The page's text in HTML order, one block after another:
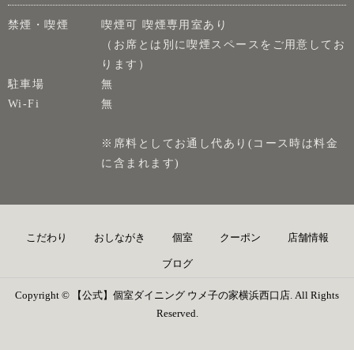
禁煙・喫煙
喫煙可 喫煙専用室あり
（お席とは別に喫煙スペースをご用意してお
ります）
駐車場
無
Wi-Fi
無
※席料としてお通し代あり(コース時は料金
に含まれます)
こだわり おしながき 個室 クーポン 店舗情報
ブログ
Copyright © 【公式】個室ダイニング ウメ子の家横浜西口店. All Rights
Reserved.